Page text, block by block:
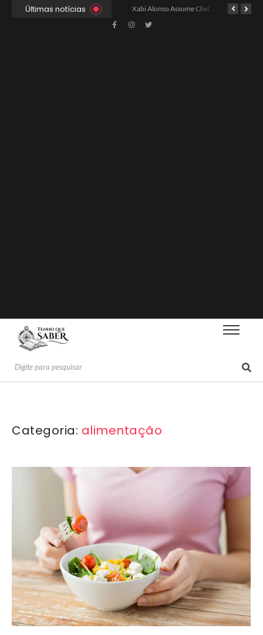
Últimas notícias China e EUA Buscam Expansão do Comércio Agrícola
Categoria: alimentação